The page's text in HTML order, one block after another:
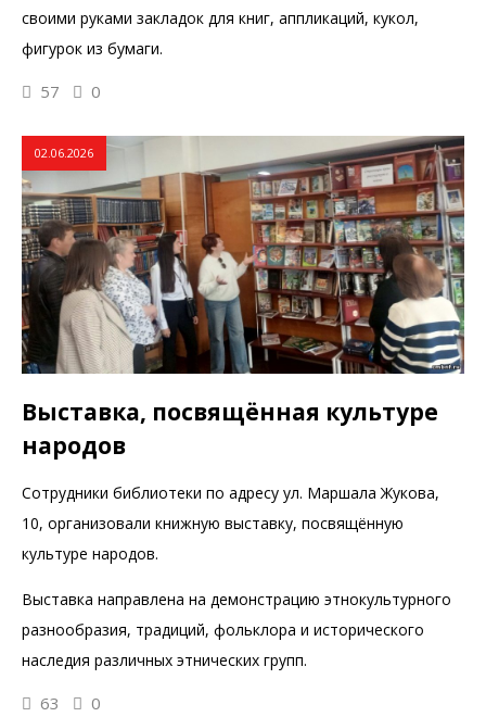
своими руками закладок для книг, аппликаций, кукол,
фигурок из бумаги.
57 0
02.06.2026
Выставка, посвящённая культуре
народов
Сотрудники библиотеки по адресу ул. Маршала Жукова,
10, организовали книжную выставку, посвящённую
культуре народов.
Выставка направлена на демонстрацию этнокультурного
разнообразия, традиций, фольклора и исторического
наследия различных этнических групп.
63 0